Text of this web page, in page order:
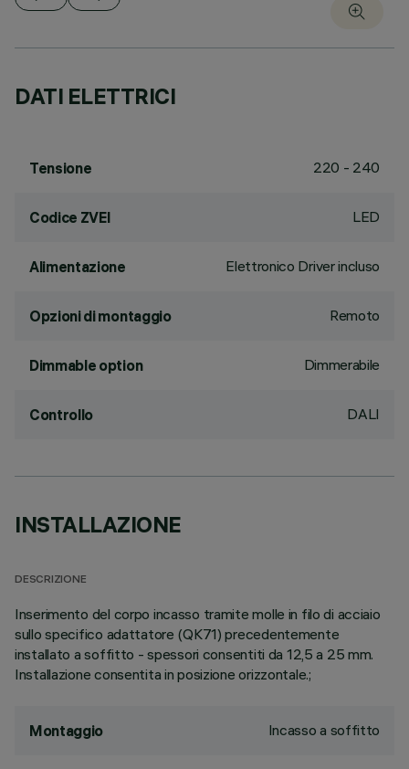
DATI ELETTRICI
Tensione 220 - 240
Codice ZVEI LED
Alimentazione Elettronico Driver incluso
Opzioni di montaggio Remoto
Dimmable option Dimmerabile
Controllo DALI
INSTALLAZIONE
DESCRIZIONE
Inserimento del corpo incasso tramite molle in filo di acciaio
sullo specifico adattatore (QK71) precedentemente
installato a soffitto - spessori consentiti da 12,5 a 25 mm.
Installazione consentita in posizione orizzontale.;
Montaggio Incasso a soffitto